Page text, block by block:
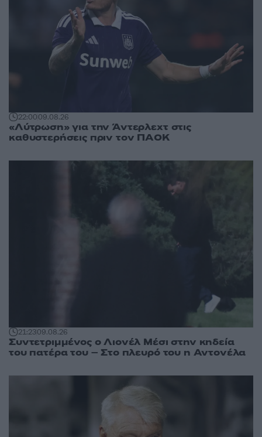
22:0009.08.26
«Λύτρωση» για την Άντερλεχτ στις
καθυστερήσεις πριν τον ΠΑΟΚ
21:2309.08.26
Συντετριμμένος ο Λιονέλ Μέσι στην κηδεία
του πατέρα του – Στο πλευρό του η Αντονέλα